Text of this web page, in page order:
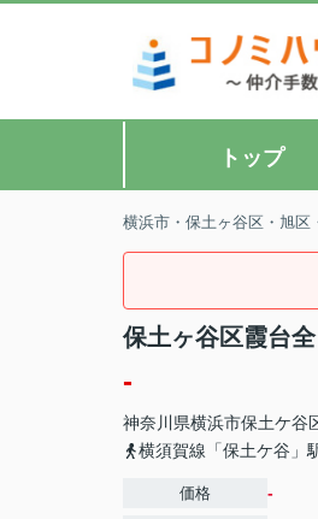
トップ
横浜市・保土ヶ谷区・旭区
保土ヶ谷区霞台
-
神奈川県横浜市保土ケ谷
横須賀線「保土ケ谷」
価格 -